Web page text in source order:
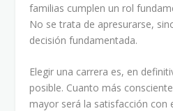
familias cumplen un rol
No se trata de apresurarse,
decisión fundamentada.
Elegir una carrera es, en
posible. Cuanto más
mayor será la satisfacción con